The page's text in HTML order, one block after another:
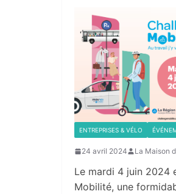
ENTREPRISES & VÉLO
24 avril 2024 La Maison
Le mardi 4 juin 2024
Mobilité, une